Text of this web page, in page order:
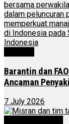
Barantin dan
Ancaman
7 July 2026